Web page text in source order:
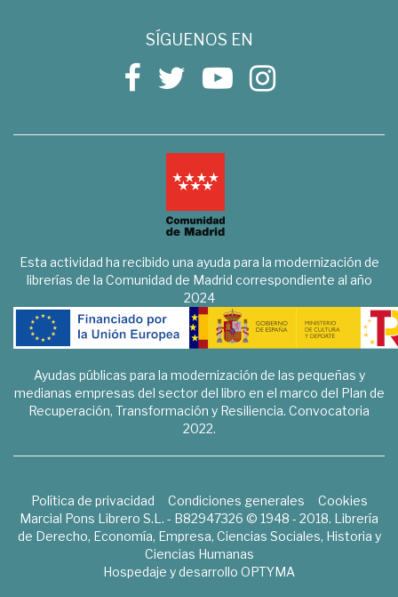
SÍGUENOS EN
Esta actividad ha recibido una ayuda para la modernización de
librerías de la Comunidad de Madrid correspondiente al año
2024
Ayudas públicas para la modernización de las pequeñas y
medianas empresas del sector del libro en el marco del Plan de
Recuperación, Transformación y Resiliencia. Convocatoria
2022.
Política de privacidad Condiciones generales
Cookies
Marcial Pons Librero S.L. - B82947326 © 1948 - 2018. Librería
de Derecho, Economía, Empresa, Ciencias Sociales, Historia y
Ciencias Humanas
Hospedaje y desarrollo OPTYMA